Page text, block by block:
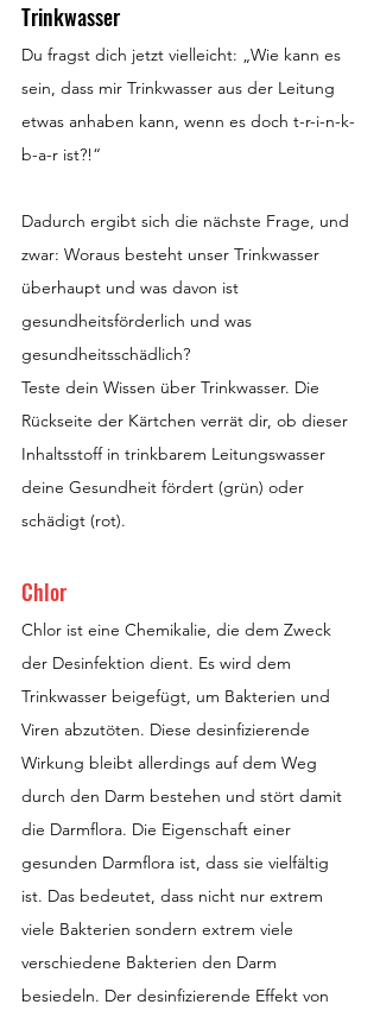
Trinkwasser
Du fragst dich jetzt vielleicht: „Wie kann es
sein, dass mir Trinkwasser aus der Leitung
etwas anhaben kann, wenn es doch t-r-i-n-k-
b-a-r ist?!“
Dadurch ergibt sich die nächste Frage, und
zwar: Woraus besteht unser Trinkwasser
überhaupt und was davon ist
gesundheitsförderlich und was
gesundheitsschädlich?
Teste dein Wissen über Trinkwasser. Die
Rückseite der Kärtchen verrät dir, ob dieser
Inhaltsstoff in trinkbarem Leitungswasser
deine Gesundheit fördert (grün) oder
schädigt (rot).
Chlor
Chlor ist eine Chemikalie, die dem Zweck
der Desinfektion dient. Es wird dem
Trinkwasser beigefügt, um Bakterien und
Viren abzutöten. Diese desinfizierende
Wirkung bleibt allerdings auf dem Weg
durch den Darm bestehen und stört damit
die Darmflora. Die Eigenschaft einer
gesunden Darmflora ist, dass sie vielfältig
ist. Das bedeutet, dass nicht nur extrem
viele Bakterien sondern extrem viele
verschiedene Bakterien den Darm
besiedeln. Der desinfizierende Effekt von